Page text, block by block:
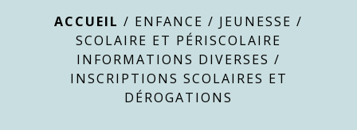
ACCUEIL / ENFANCE / JEUNESSE /
SCOLAIRE ET PÉRISCOLAIRE
INFORMATIONS DIVERSES /
INSCRIPTIONS SCOLAIRES ET
DÉROGATIONS